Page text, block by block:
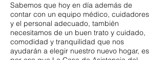
Sabemos que hoy en día además de
contar con un equipo médico, cuidadores
y el personal adecuado, también
necesitamos de un buen trato y cuidado,
comodidad y tranquilidad que nos
ayudarán a elegir nuestro nuevo hogar, es